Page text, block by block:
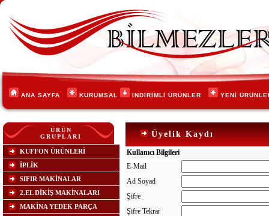
ANA SAYFA KURUMSAL İNDİRİMLİ ÜRÜNLER YENİ
ÜRÜN
GRUPLARI
KUFFON ÜRÜNLERİ
İPLİK
SIFIR MAKİNALAR
2.EL DİKİŞ MAKİNALARI
MAKİNA YEDEK PARÇA
Üyelik Kaydı
Kullanıcı Bilgileri
E-Mail
Ad Soyad
Şifre
Şifre Tekrar